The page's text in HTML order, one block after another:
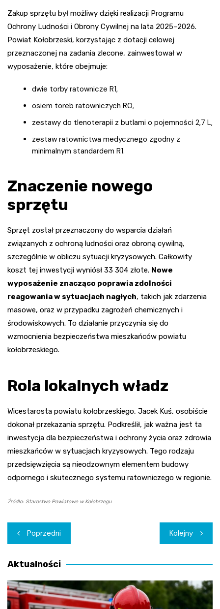
Zakup sprzętu był możliwy dzięki realizacji Programu
Ochrony Ludności i Obrony Cywilnej na lata 2025–2026.
Powiat Kołobrzeski, korzystając z dotacji celowej
przeznaczonej na zadania zlecone, zainwestował w
wyposażenie, które obejmuje:
dwie torby ratownicze R1,
osiem toreb ratowniczych R0,
zestawy do tlenoterapii z butlami o pojemności 2,7 L,
zestaw ratownictwa medycznego zgodny z
minimalnym standardem R1.
Znaczenie nowego
sprzętu
Sprzęt został przeznaczony do wsparcia działań
związanych z ochroną ludności oraz obroną cywilną,
szczególnie w obliczu sytuacji kryzysowych. Całkowity
koszt tej inwestycji wyniósł 33 304 złote. Nowe
wyposażenie znacząco poprawia zdolności
reagowania w sytuacjach nagłych, takich jak zdarzenia
masowe, oraz w przypadku zagrożeń chemicznych i
środowiskowych. To działanie przyczynia się do
wzmocnienia bezpieczeństwa mieszkańców powiatu
kołobrzeskiego.
Rola lokalnych władz
Wicestarosta powiatu kołobrzeskiego, Jacek Kuś, osobiście
dokonał przekazania sprzętu. Podkreślił, jak ważna jest ta
inwestycja dla bezpieczeństwa i ochrony życia oraz zdrowia
mieszkańców w sytuacjach kryzysowych. Tego rodzaju
przedsięwzięcia są nieodzownym elementem budowy
odpornego i skutecznego systemu ratowniczego w regionie.
Źródło: Starostwo Powiatowe w Kołobrzegu
Nawigacja
wpisu
Poprzedni Kolejny
Aktualności